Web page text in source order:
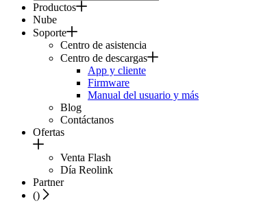
Productos
Nube
Soporte
Centro de asistencia
Centro de descargas
App y cliente
Firmware
Manual del usuario y más
Blog
Contáctanos
Ofertas
Venta Flash
Día Reolink
Partner
()